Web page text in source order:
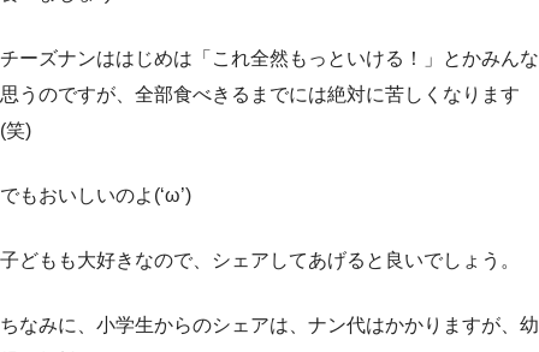
チーズナンははじめは「これ全然もっといける！」とかみんな
思うのですが、全部食べきるまでには絶対に苦しくなります
(笑)
でもおいしいのよ(‘ω’)
子どもも大好きなので、シェアしてあげると良いでしょう。
ちなみに、小学生からのシェアは、ナン代はかかりますが、幼